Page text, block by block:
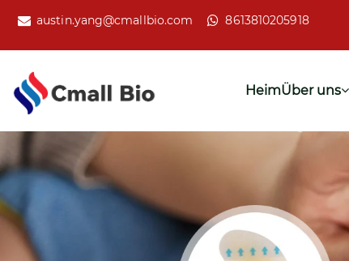
austin.yang@cmallbio.com 8613810205918
HeimÜber uns